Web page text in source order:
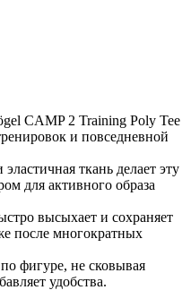
CAMP 2 Training Poly Tee
и повседневной
ткань делает эту
для активного образа
высыхает и сохраняет
после многократных
фигуре, не сковывая
удобства.